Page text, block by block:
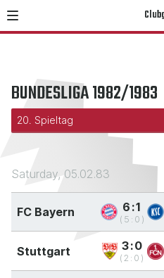
BUNDESLIGA 1982/1983
Saturday, 05.02.83
FC Bayern 6:1
(5:0)
Stuttgart 3:0
(2:0)